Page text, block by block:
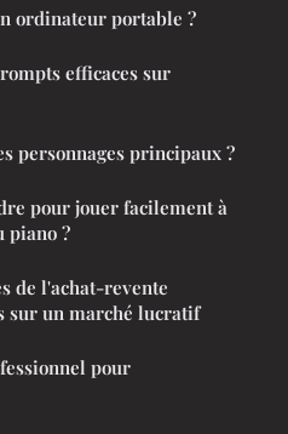
ordinateur portable ?
efficaces sur
personnages principaux ?
pour jouer facilement à
piano ?
de l'achat-revente
un marché lucratif
pour